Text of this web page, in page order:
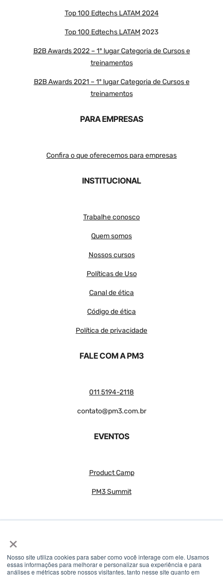
×
Nosso site utiliza cookies para saber como você interage com ele. Usamos
essas informações para melhorar e personalizar sua experiência e para
análises e métricas sobre nossos visitantes, tanto nesse site quanto em
Top 100 Edtechs LATAM 2024
Top 100 Edtechs LATAM 2023
B2B Awards 2022 – 1º lugar Categoria de Cursos e
treinamentos
B2B Awards 2021 – 1º lugar Categoria de Cursos e
treinamentos
PARA EMPRESAS
Confira o que oferecemos para empresas
INSTITUCIONAL
Trabalhe conosco
Quem somos
Nossos cursos
Políticas de Uso
Canal de ética
Código de ética
Política de privacidade
FALE COM A PM3
011 5194-2118
contato@pm3.com.br
EVENTOS
Product Camp
PM3 Summit
© 2018 – 2026 PM3 – Todos os direitos reservados